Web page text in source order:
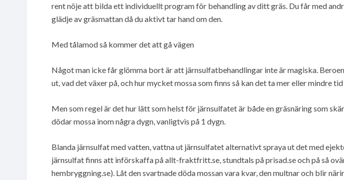
rent nöje att bilda ett individuellt program för behandling av ditt gräs. Du får med
glädje av gräsmattan då du aktivt tar hand om den.
Med tålamod så kommer det att gå vägen
Något man icke får glömma bort är att järnsulfatbehandlingar inte är magiska.
ut, vad det växer på, och hur mycket mossa som finns så kan det ta mer eller mindre
Men som regel är det hur lätt som helst för järnsulfatet är både en gräsnäring som
dödar mossa inom några dygn, vanligtvis på 1 dygn.
Blanda järnsulfat med vatten, vattna ut järnsulfatet alternativt spraya ut det med
järnsulfat finns att införskaffa på allt-fraktfritt.se, stundtals på prisad.se och på så
hembryggning.se). Låt den svartnade döda mossan vara kvar, den multnar och blir